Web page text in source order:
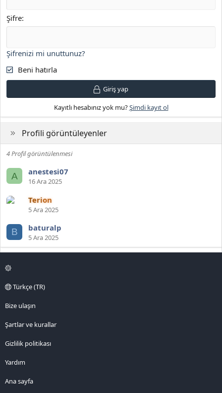
Şifre
Şifrenizi mi unuttunuz?
Beni hatırla
Giriş yap
Kayıtlı hesabınız yok mu?Şimdi kayıt ol
Profili görüntüleyenler
4 Profil görüntülenmesi
A anestesi07
16 Ara 2025
Terion
5 Ara 2025
B baturalp
5 Ara 2025
Türkçe (TR)
Bize ulaşın
Şartlar ve kurallar
Gizlilik politikası
Yardım
Ana sayfa